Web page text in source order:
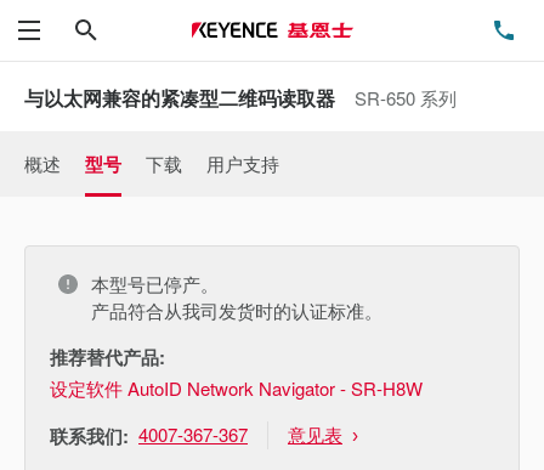
菜单
与以太网兼容的紧凑型二维码读取器 SR-650 系列
概述 型号 下载 用户支持
本型号已停产。
产品符合从我司发货时的认证标准。
推荐替代产品:
设定软件 AutoID Network Navigator - SR-H8W
联系我们: 4007-367-367 意见表